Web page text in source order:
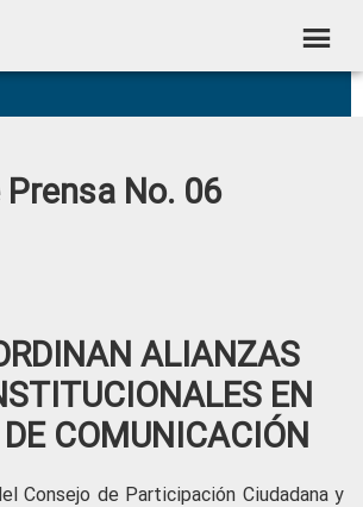
No. 06
ALIANZAS
EN
COMUNICACIÓN
Consejo de Participación Ciudadana y